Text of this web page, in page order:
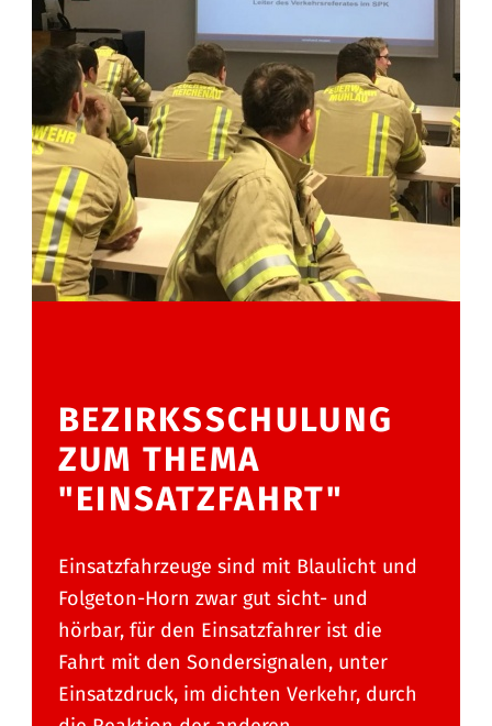
BEZIRKSSCHULUNG
ZUM THEMA
"EINSATZFAHRT"
Einsatzfahrzeuge sind mit Blaulicht und
Folgeton-Horn zwar gut sicht- und
hörbar, für den Einsatzfahrer ist die
Fahrt mit den Sondersignalen, unter
Einsatzdruck, im dichten Verkehr, durch